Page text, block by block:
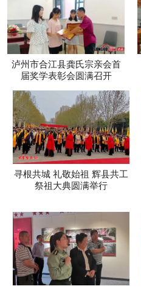
泸州市合江县龚氏宗亲会首
届奖学表彰会圆满召开
寻根共城 礼敬始祖 辉县共工
祭祖大典圆满举行